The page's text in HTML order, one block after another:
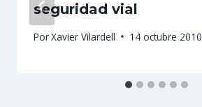
seguridad vial
PorXavier Vilardell 14 octubre 2010